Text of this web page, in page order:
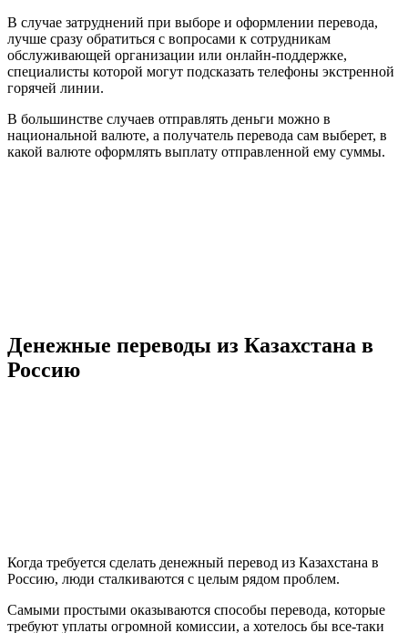
В случае затруднений при выборе и оформлении перевода,
лучше сразу обратиться с вопросами к сотрудникам
обслуживающей организации или онлайн-поддержке,
специалисты которой могут подсказать телефоны экстренной
горячей линии.
В большинстве случаев отправлять деньги можно в
национальной валюте, а получатель перевода сам выберет, в
какой валюте оформлять выплату отправленной ему суммы.
Денежные переводы из Казахстана в
Россию
Когда требуется сделать денежный перевод из Казахстана в
Россию, люди сталкиваются с целым рядом проблем.
Самыми простыми оказываются способы перевода, которые
требуют уплаты огромной комиссии, а хотелось бы все-таки